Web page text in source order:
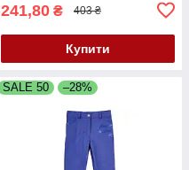
241,80 ₴ 403 ₴
Купити
SALE 50 –28%